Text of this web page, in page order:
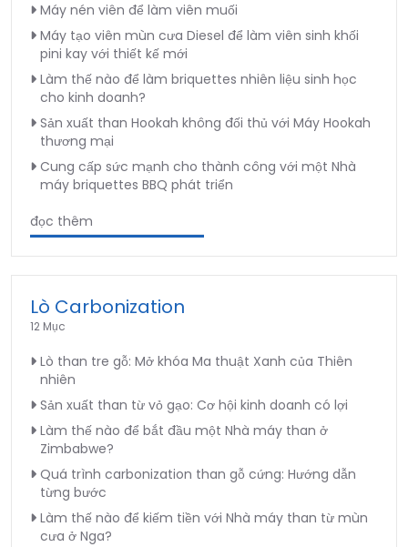
Máy nén viên để làm viên muối
Máy tạo viên mùn cưa Diesel để làm viên sinh khối
pini kay với thiết kế mới
Làm thế nào để làm briquettes nhiên liệu sinh học
cho kinh doanh?
Sản xuất than Hookah không đối thủ với Máy Hookah
thương mại
Cung cấp sức mạnh cho thành công với một Nhà
máy briquettes BBQ phát triển
đọc thêm
Lò Carbonization
12 Mục
Lò than tre gỗ: Mở khóa Ma thuật Xanh của Thiên
nhiên
Sản xuất than từ vỏ gạo: Cơ hội kinh doanh có lợi
Làm thế nào để bắt đầu một Nhà máy than ở
Zimbabwe?
Quá trình carbonization than gỗ cứng: Hướng dẫn
từng bước
Làm thế nào để kiếm tiền với Nhà máy than từ mùn
cưa ở Nga?